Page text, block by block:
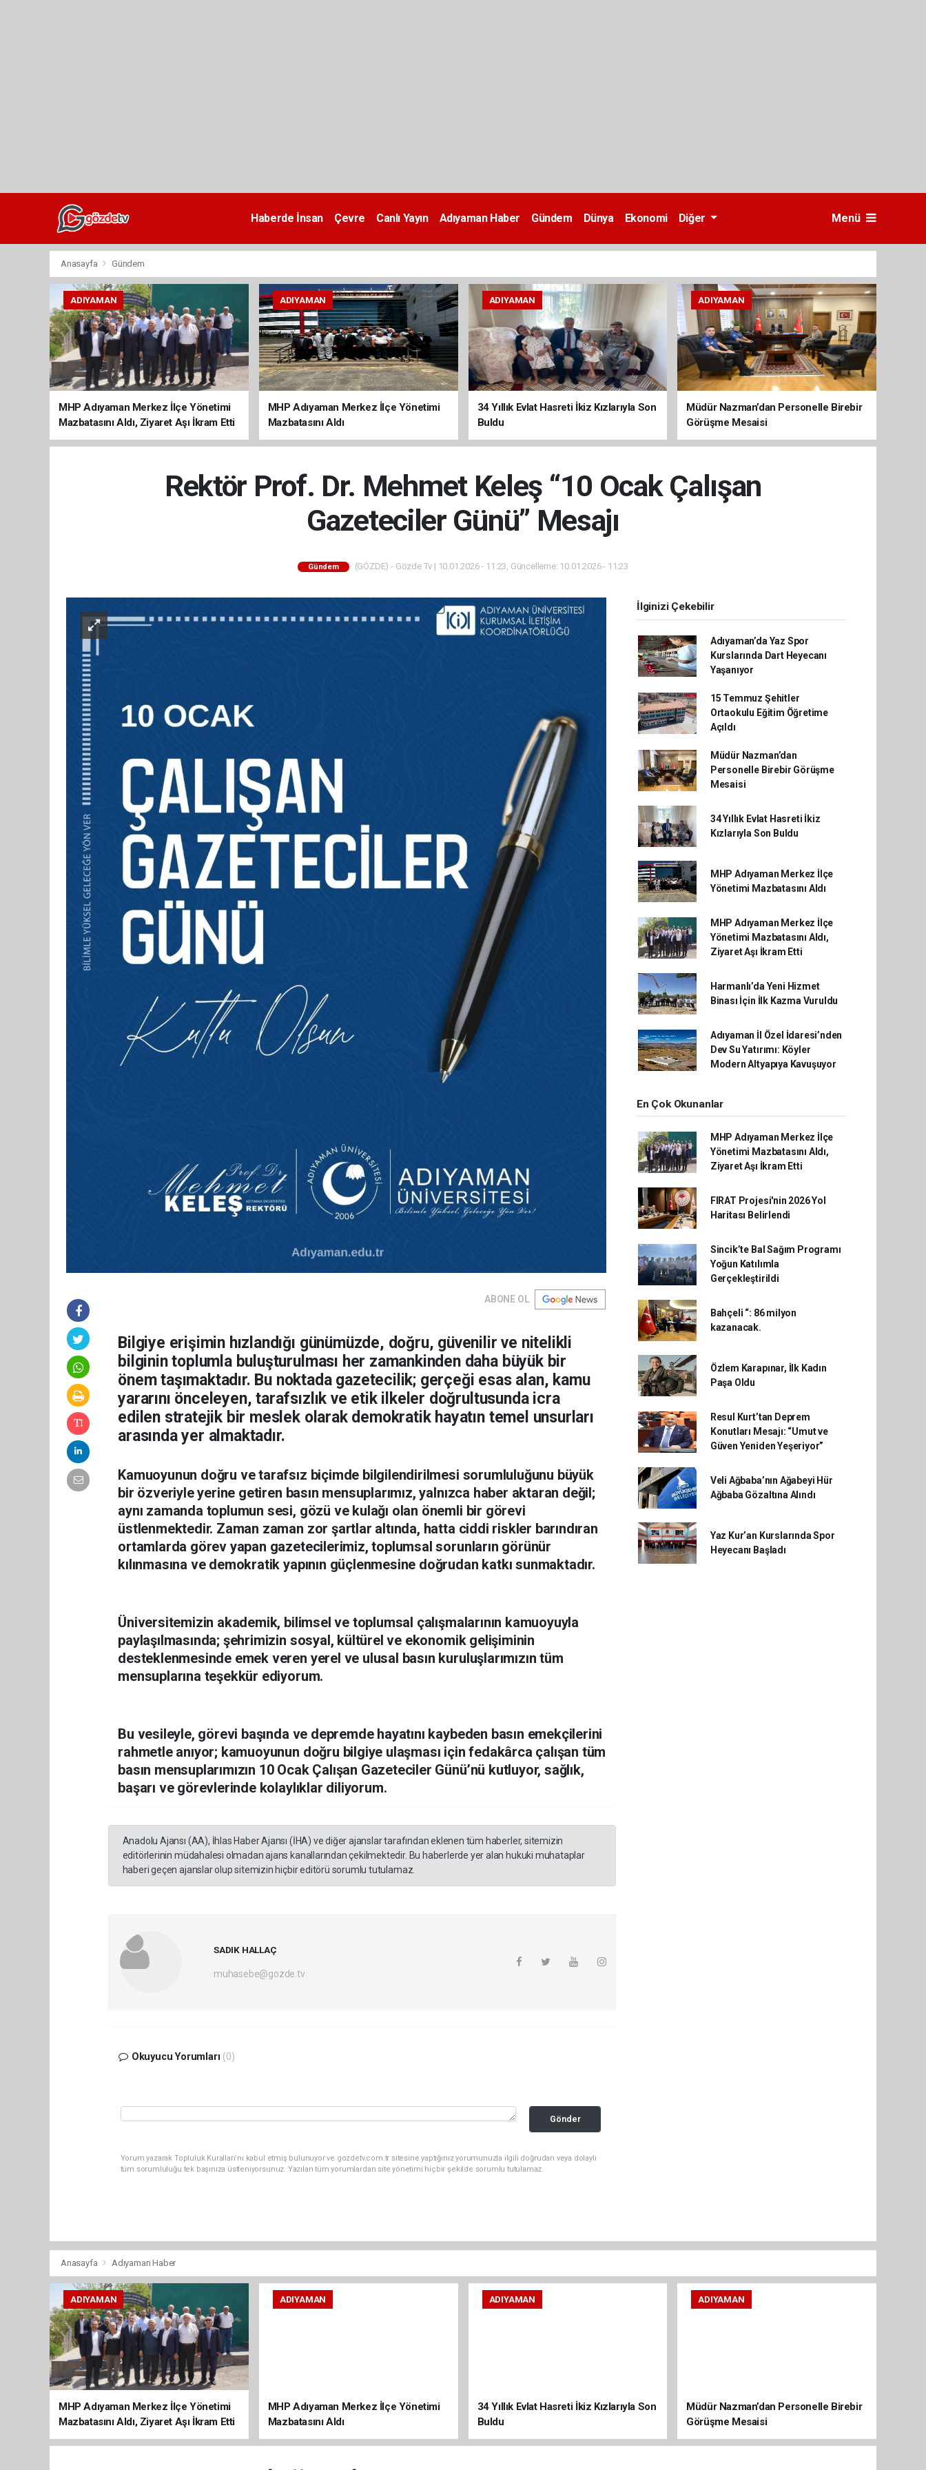
Haberde İnsan Çevre Canlı Yayın Adıyaman Haber Gündem Dünya Ekonomi Diğer Menü
Anasayfa Gündem
ADIYAMAN
MHP Adıyaman Merkez İlçe Yönetimi
Mazbatasını Aldı, Ziyaret Aşı İkram Etti
ADIYAMAN
MHP Adıyaman Merkez İlçe Yönetimi
Mazbatasını Aldı
ADIYAMAN
34 Yıllık Evlat Hasreti İkiz Kızlarıyla Son
Buldu
ADIYAMAN
Müdür Nazman’dan Personelle Birebir
Görüşme Mesaisi
Rektör Prof. Dr. Mehmet Keleş “10 Ocak Çalışan
Gazeteciler Günü” Mesajı
Gündem (GÖZDE) - Gözde Tv | 10.01.2026 - 11:23, Güncelleme: 10.01.2026 - 11:23
ABONE OL
Bilgiye erişimin hızlandığı günümüzde, doğru, güvenilir ve nitelikli
bilginin toplumla buluşturulması her zamankinden daha büyük bir
önem taşımaktadır. Bu noktada gazetecilik; gerçeği esas alan, kamu
yararını önceleyen, tarafsızlık ve etik ilkeler doğrultusunda icra
edilen stratejik bir meslek olarak demokratik hayatın temel unsurları
arasında yer almaktadır.
Kamuoyunun doğru ve tarafsız biçimde bilgilendirilmesi sorumluluğunu büyük
bir özveriyle yerine getiren basın mensuplarımız, yalnızca haber aktaran değil;
aynı zamanda toplumun sesi, gözü ve kulağı olan önemli bir görevi
üstlenmektedir. Zaman zaman zor şartlar altında, hatta ciddi riskler barındıran
ortamlarda görev yapan gazetecilerimiz, toplumsal sorunların görünür
kılınmasına ve demokratik yapının güçlenmesine doğrudan katkı sunmaktadır.
Üniversitemizin akademik, bilimsel ve toplumsal çalışmalarının kamuoyuyla
paylaşılmasında; şehrimizin sosyal, kültürel ve ekonomik gelişiminin
desteklenmesinde emek veren yerel ve ulusal basın kuruluşlarımızın tüm
mensuplarına teşekkür ediyorum.
Bu vesileyle, görevi başında ve depremde hayatını kaybeden basın emekçilerini
rahmetle anıyor; kamuoyunun doğru bilgiye ulaşması için fedakârca çalışan tüm
basın mensuplarımızın 10 Ocak Çalışan Gazeteciler Günü’nü kutluyor, sağlık,
başarı ve görevlerinde kolaylıklar diliyorum.
Anadolu Ajansı (AA), İhlas Haber Ajansı (İHA) ve diğer ajanslar tarafından eklenen tüm haberler, sitemizin
editörlerinin müdahalesi olmadan ajans kanallarından çekilmektedir. Bu haberlerde yer alan hukuki muhataplar
haberi geçen ajanslar olup sitemizin hiçbir editörü sorumlu tutulamaz.
SADIK HALLAÇ
muhasebe@gozde.tv
Okuyucu Yorumları (0)
Gönder
Yorum yazarak Topluluk Kuralları’nı kabul etmiş bulunuyor ve gozdetv.com.tr sitesine yaptığınız yorumunuzla ilgili doğrudan veya dolaylı
tüm sorumluluğu tek başınıza üstleniyorsunuz. Yazılan tüm yorumlardan site yönetimi hiçbir şekilde sorumlu tutulamaz.
İlginizi Çekebilir
Adıyaman’da Yaz Spor
Kurslarında Dart Heyecanı
Yaşanıyor
15 Temmuz Şehitler
Ortaokulu Eğitim Öğretime
Açıldı
Müdür Nazman’dan
Personelle Birebir Görüşme
Mesaisi
34 Yıllık Evlat Hasreti İkiz
Kızlarıyla Son Buldu
MHP Adıyaman Merkez İlçe
Yönetimi Mazbatasını Aldı
MHP Adıyaman Merkez İlçe
Yönetimi Mazbatasını Aldı,
Ziyaret Aşı İkram Etti
Harmanlı’da Yeni Hizmet
Binası İçin İlk Kazma Vuruldu
Adıyaman İl Özel İdaresi’nden
Dev Su Yatırımı: Köyler
Modern Altyapıya Kavuşuyor
En Çok Okunanlar
MHP Adıyaman Merkez İlçe
Yönetimi Mazbatasını Aldı,
Ziyaret Aşı İkram Etti
FIRAT Projesi'nin 2026 Yol
Haritası Belirlendi
Sincik’te Bal Sağım Programı
Yoğun Katılımla
Gerçekleştirildi
Bahçeli “: 86 milyon
kazanacak.
Özlem Karapınar, İlk Kadın
Paşa Oldu
Resul Kurt’tan Deprem
Konutları Mesajı: “Umut ve
Güven Yeniden Yeşeriyor”
Veli Ağbaba’nın Ağabeyi Hür
Ağbaba Gözaltına Alındı
Yaz Kur’an Kurslarında Spor
Heyecanı Başladı
Anasayfa Adıyaman Haber
ADIYAMAN
MHP Adıyaman Merkez İlçe Yönetimi
Mazbatasını Aldı, Ziyaret Aşı İkram Etti
ADIYAMAN
MHP Adıyaman Merkez İlçe Yönetimi
Mazbatasını Aldı
ADIYAMAN
34 Yıllık Evlat Hasreti İkiz Kızlarıyla Son
Buldu
ADIYAMAN
Müdür Nazman’dan Personelle Birebir
Görüşme Mesaisi